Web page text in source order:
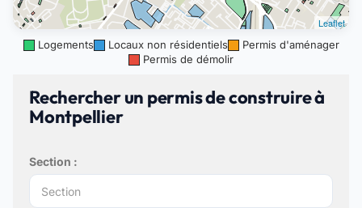
Leaflet
Logements
Locaux non résidentiels
Permis d'aménager
Permis de démolir
Rechercher un permis de construire à
Montpellier
Section :